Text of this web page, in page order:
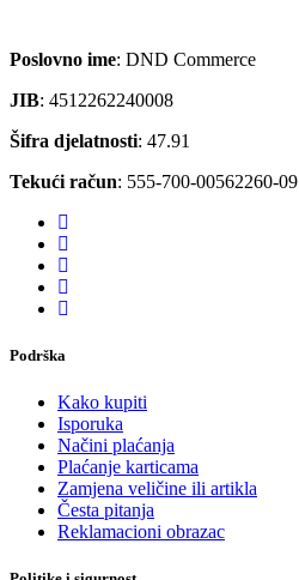
Poslovno ime: DND Commerce
JIB: 4512262240008
Šifra djelatnosti: 47.91
Tekući račun: 555-700-00562260-09
Podrška
Kako kupiti
Isporuka
Načini plaćanja
Plaćanje karticama
Zamjena veličine ili artikla
Česta pitanja
Reklamacioni obrazac